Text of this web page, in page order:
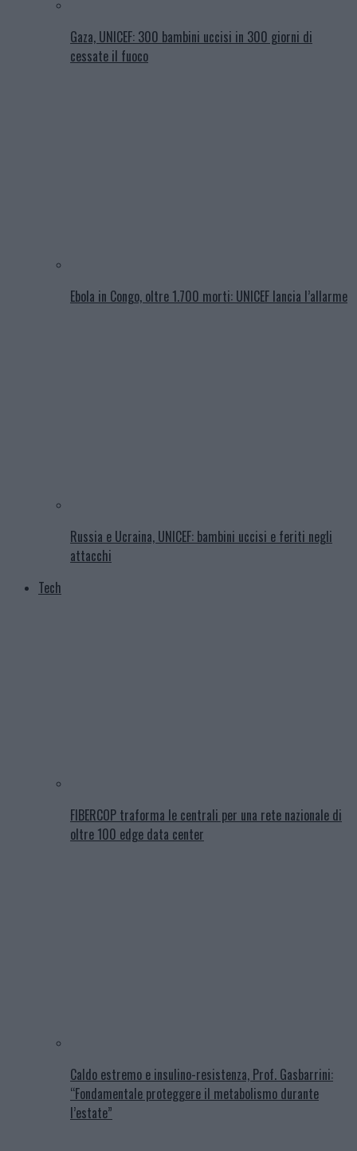
Gaza, UNICEF: 300 bambini uccisi in 300 giorni di
cessate il fuoco
Ebola in Congo, oltre 1.700 morti: UNICEF lancia l’allarme
Russia e Ucraina, UNICEF: bambini uccisi e feriti negli
attacchi
Tech
FIBERCOP traforma le centrali per una rete nazionale di
oltre 100 edge data center
Caldo estremo e insulino-resistenza, Prof. Gasbarrini:
“Fondamentale proteggere il metabolismo durante
l’estate”